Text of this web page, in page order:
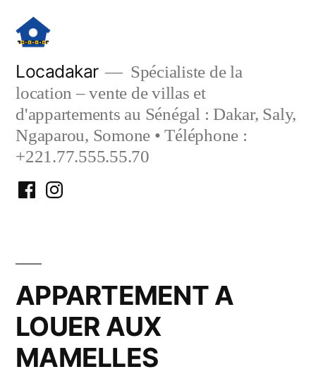
contenu
Locadakar
Spécialiste de la
location – vente de villas et
d'appartements au Sénégal : Dakar, Saly,
Ngaparou, Somone • Téléphone :
+221.77.555.55.70
FacebookInstagram
APPARTEMENT A
LOUER AUX
MAMELLES